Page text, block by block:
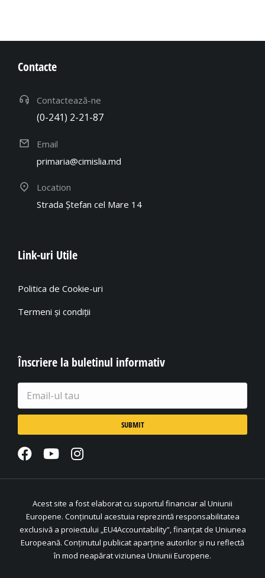
Contacte
Contactează-ne
(0-241) 2-21-87
Email
primaria@cimislia.md
Location
Strada Ștefan cel Mare 14
Link-uri Utile
Politica de Cookie-uri
Termeni și condiții
Înscriere la buletinul informativ
Acest site a fost elaborat cu suportul financiar al Uniunii
Europene. Conținutul acestuia reprezintă responsabilitatea
exclusivă a proiectului „EU4Accountability”, finanțat de Uniunea
Europeană. Conținutul publicat aparține autorilor și nu reflectă
în mod neapărat viziunea Uniunii Europene.